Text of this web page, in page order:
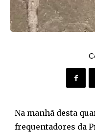
Na manhã desta
frequentadores da